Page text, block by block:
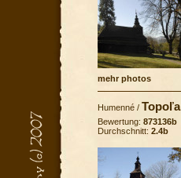
mehr photos
Humenné / Topoľa
Bewertung: 873136b
Durchschnitt: 2.4b